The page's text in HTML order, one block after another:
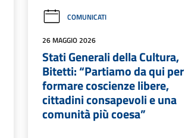
COMUNICATI
26 MAGGIO 2026
Stati Generali della Cultura,
Bitetti: “Partiamo da qui per
formare coscienze libere,
cittadini consapevoli e una
comunità più coesa”